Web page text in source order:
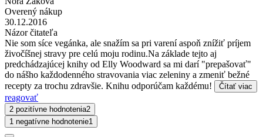
Overený nákup
30.12.2016
Názor čitateľa
Nie som síce vegánka, ale snažím sa pri varení aspoň znížiť príjem
živočíšnej stravy pre celú moju rodinu.Na základe tejto aj
predchádzajúcej knihy od Elly Woodward sa mi darí "prepašovať"
do nášho každodenného stravovania viac zeleniny a zmeniť bežné
recepty za trochu zdravšie. Knihu odporúčam každému!
Čítať viac
reagovať
2 pozitívne hodnotenia2
1 negatívne hodnotenie1